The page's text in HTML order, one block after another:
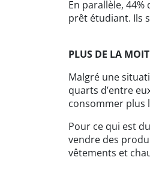
En parallèle,
prêt étudiant. Ils
PLUS DE LA
Malgré une
quarts d’entre
consommer plus
Pour ce qui est
vendre des
vêtements et